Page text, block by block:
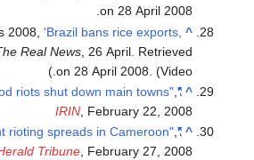
The Real News 2008,'Brazil bans
protests in Peru',The Real News
on 28 April
IRIN
International Herald Tribune